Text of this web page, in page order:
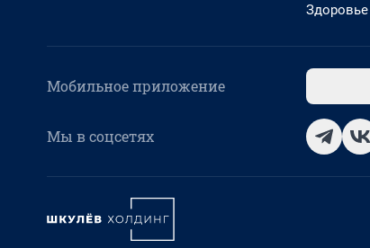
Здоровье
Мобильное приложение
Мы в соцсетях